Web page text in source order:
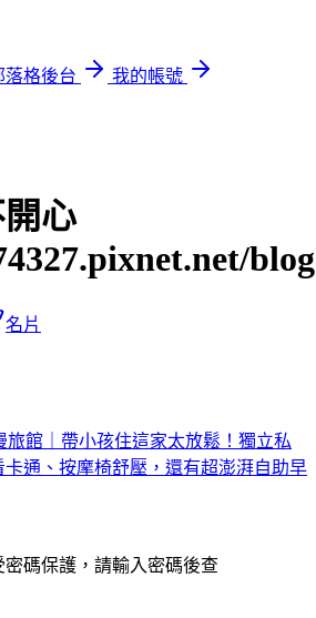
落格後台
我的帳號
心
blog
名片
旅館｜帶小孩住這家太放鬆！獨立私
通、按摩椅舒壓，還有超澎湃自助早
密碼保護，請輸入密碼後查